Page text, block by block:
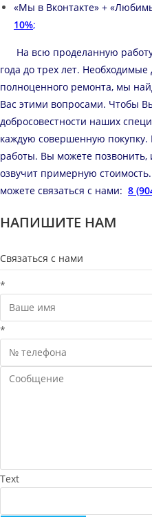
«Мы в Вконтакте» +
10%;
На всю проделанную
года до трех лет.
полноценного ремонта, мы
Вас этими вопросами. Чтобы
добросовестности наших
каждую совершенную
работы. Вы можете позвонить,
озвучит примерную
можете связаться с нами: 8
НАПИШИТЕ НАМ
Связаться с нами
*
*
Text